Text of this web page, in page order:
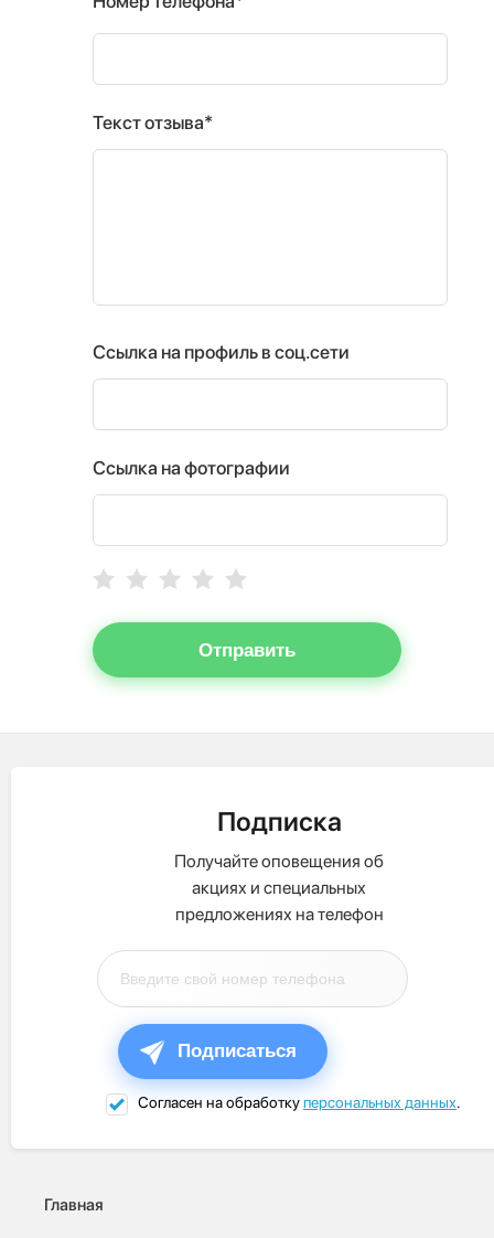
Текст отзыва*
Ссылка на профиль в соц.сети
Ссылка на фотографии
Отправить
Подписка
Получайте оповещения об
акциях и специальных
предложениях на телефон
Подписаться
Согласен на обработкуперсональных данных.
Главная